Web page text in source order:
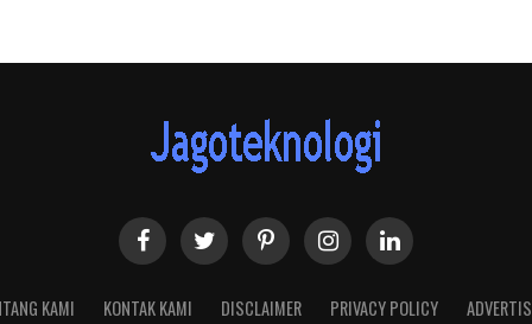
KAMI KONTAK KAMI DISCLAIMER PRIVACY POLICY